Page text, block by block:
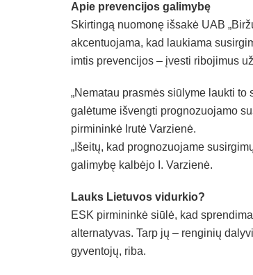
Apie prevencijos galimybę
Skirtingą nuomonę išsakė UAB
akcentuojama, kad laukiama
imtis prevencijos – įvesti ribojimus
„Nematau prasmės siūlyme laukti
galėtume išvengti prognozuojamo
pirmininkė Irutė Varzienė.
„Išeitų, kad prognozuojame
galimybę kalbėjo I. Varzienė.
Lauks Lietuvos vidurkio?
ESK pirmininkė siūlė, kad
alternatyvas. Tarp jų – renginių
gyventojų, riba.